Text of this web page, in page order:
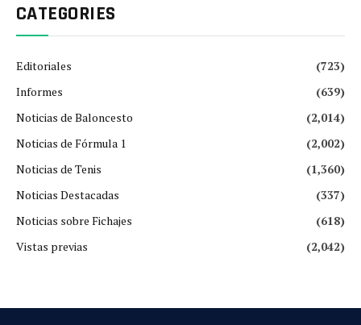
CATEGORIES
Editoriales
(723)
Informes
(639)
Noticias de Baloncesto
(2,014)
Noticias de Fórmula 1
(2,002)
Noticias de Tenis
(1,360)
Noticias Destacadas
(337)
Noticias sobre Fichajes
(618)
Vistas previas
(2,042)